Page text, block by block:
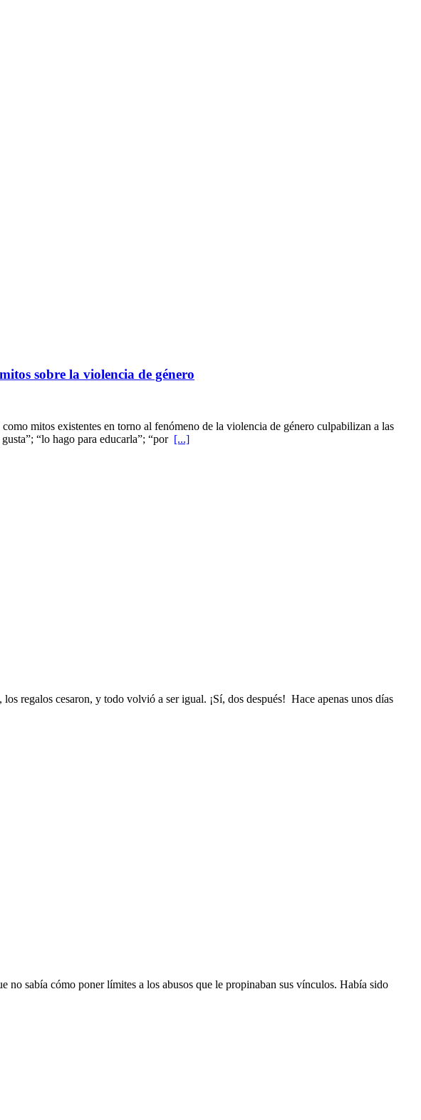
sobre la violencia de género
mitos existentes en torno al fenómeno de la violencia de género culpabilizan a las
“lo hago para educarla”; “por [...]
regalos cesaron, y todo volvió a ser igual. ¡Sí, dos después! Hace apenas unos días
no sabía cómo poner límites a los abusos que le propinaban sus vínculos. Había sido